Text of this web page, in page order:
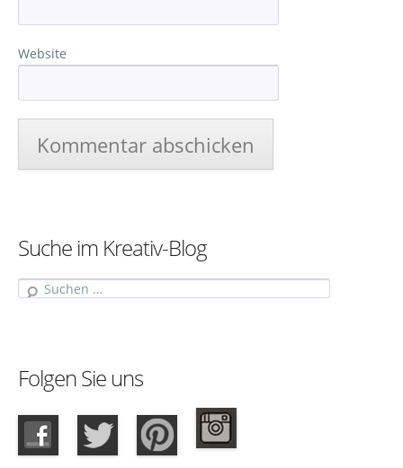
Website
Suche im Kreativ-Blog
Suche
Folgen Sie uns